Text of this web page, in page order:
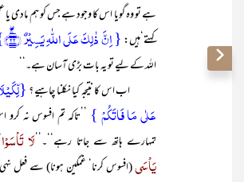
ہے تو وہ گویا اس کا وجود ہے جس کو ہم مادی یا
کہتے‘ہیں:{ اِنَّ ذٰلِکَ عَلَی اللّٰہِ یَسِیۡرٌ ﴿ۚۖ۲۲﴾}
اللہ کے لیے تو یہ بات بڑی آسان ہے۔‘‘
اب اس کا نتیجہ کیا نکلنا چاہیے ؟
عَلٰی مَا فَاتَکُمۡ } ’’تاکہ تم افسوس نہ
تمہارے ہاتھ سے جاتا رہے‘‘۔’’ لَا تَاْسَوْا
یَاْسَی(افسوس کرنا‘ غمگین ہونا) سے فعل